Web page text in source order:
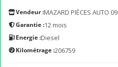
Vendeur :MAZARD PIÈCES AUTO 09
Garantie :12 mois
Energie :Diesel
Kilométrage :206759